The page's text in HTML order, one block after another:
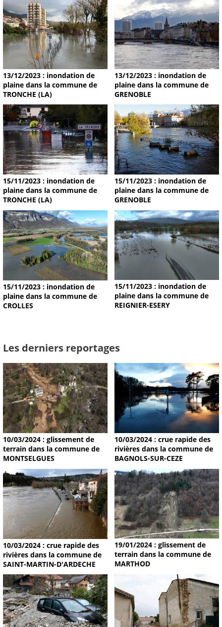
13/12/2023 : inondation de
plaine dans la commune de
TRONCHE (LA)
13/12/2023 : inondation de
plaine dans la commune de
GRENOBLE
15/11/2023 : inondation de
plaine dans la commune de
TRONCHE (LA)
15/11/2023 : inondation de
plaine dans la commune de
GRENOBLE
15/11/2023 : inondation de
plaine dans la commune de
CROLLES
15/11/2023 : inondation de
plaine dans la commune de
REIGNIER-ESERY
Les derniers reportages
10/03/2024 : glissement de
terrain dans la commune de
MONTSELGUES
10/03/2024 : crue rapide des
rivières dans la commune de
BAGNOLS-SUR-CEZE
10/03/2024 : crue rapide des
rivières dans la commune de
SAINT-MARTIN-D'ARDECHE
19/01/2024 : glissement de
terrain dans la commune de
MARTHOD